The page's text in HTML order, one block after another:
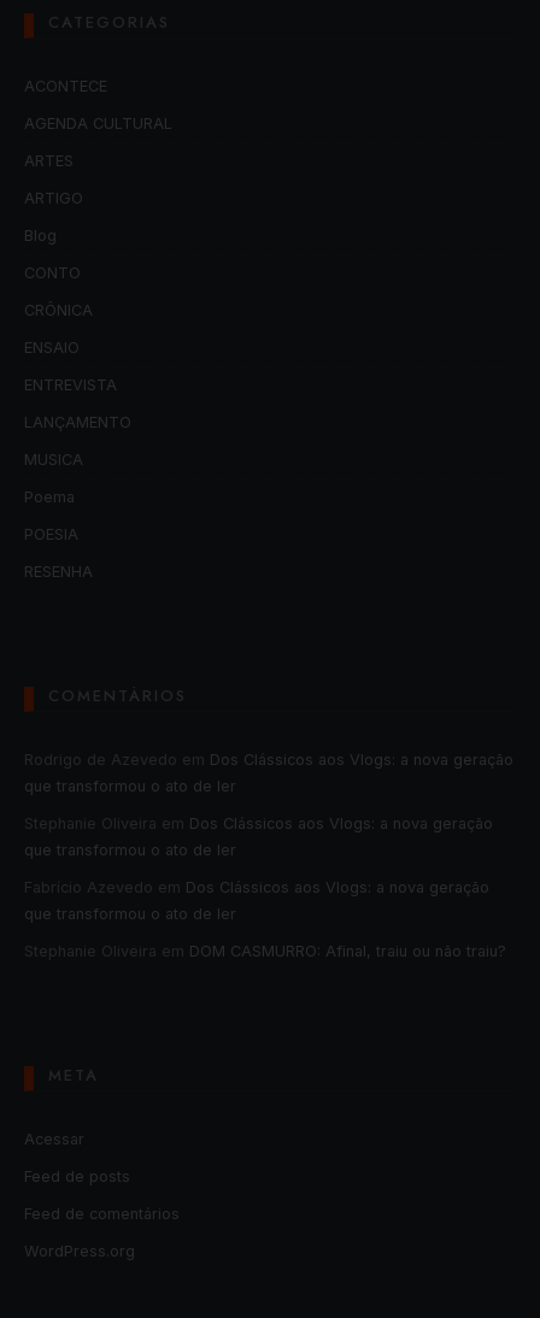
CATEGORIAS
ACONTECE
AGENDA CULTURAL
ARTES
ARTIGO
Blog
CONTO
CRÔNICA
ENSAIO
ENTREVISTA
LANÇAMENTO
MUSICA
Poema
POESIA
RESENHA
COMENTÁRIOS
Rodrigo de Azevedo em Dos Clássicos aos Vlogs: a nova geração
que transformou o ato de ler
Stephanie Oliveira em Dos Clássicos aos Vlogs: a nova geração
que transformou o ato de ler
Fabrício Azevedo em Dos Clássicos aos Vlogs: a nova geração
que transformou o ato de ler
Stephanie Oliveira em DOM CASMURRO: Afinal, traiu ou não traiu?
META
Acessar
Feed de posts
Feed de comentários
WordPress.org